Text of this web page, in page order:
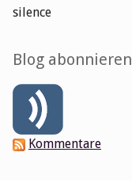
silence
Blog abonnieren
Kommentare